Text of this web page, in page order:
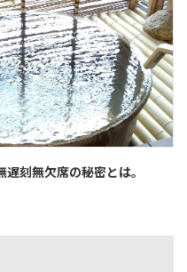
刻無欠席の秘密とは。